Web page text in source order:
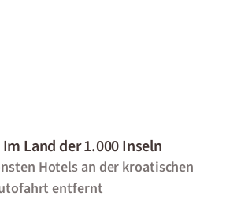
Land der 1.000 Inseln
Hotels an der kroatischen
entfernt